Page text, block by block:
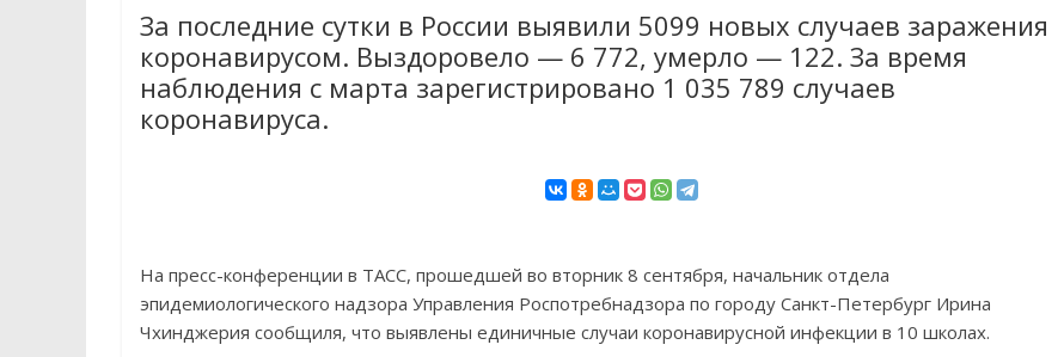
За последние сутки в России выявили 5099 новых случаев заражения
коронавирусом. Выздоровело — 6 772, умерло — 122. За время
наблюдения с марта зарегистрировано 1 035 789 случаев
коронавируса.
На пресс-конференции в ТАСС, прошедшей во вторник 8 сентября, начальник отдела
эпидемиологического надзора Управления Роспотребнадзора по городу Санкт-Петербург Ирина
Чхинджерия сообщиля, что выявлены единичные случаи коронавирусной инфекции в 10 школах.